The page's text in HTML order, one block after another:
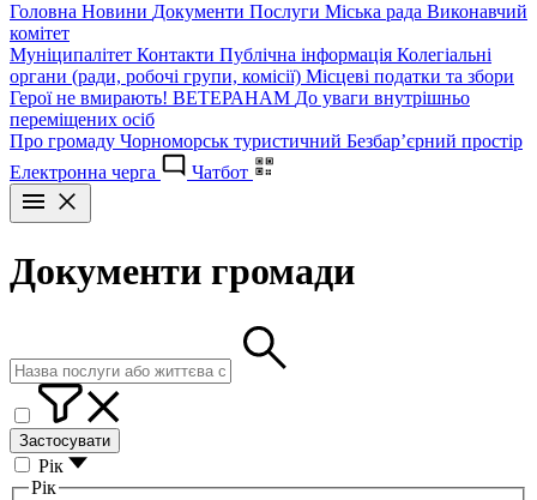
Головна Новини Документи Послуги Міська рада Виконавчий
комітет
Муніципалітет Контакти Публічна інформація Колегіальні
органи (ради, робочі групи, комісії) Місцеві податки та збори
Герої не вмирають! ВЕТЕРАНАМ До уваги внутрішньо
переміщених осіб
Про громаду Чорноморськ туристичний Безбар’єрний простір
Електронна черга
Чатбот
Документи громади
Застосувати
Рік
Рік